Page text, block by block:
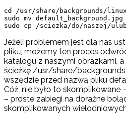
cd /usr/share/backgrounds/
sudo mv
sudo cp /sciezka/do/naszej/
Jeżeli problemem jest dla nas
pliku, możemy ten proces
katalogu z naszymi obrazkami, a
ścieżkę /usr/share/
wszędzie przed nazwą pliku
Cóż, nie było to skomplikowane
– proste zabiegi na doraźne
skomplikowanych